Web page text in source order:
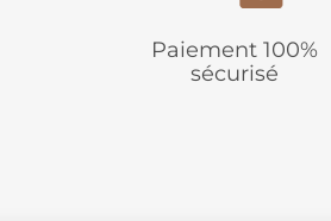
Paiement 100%
sécurisé